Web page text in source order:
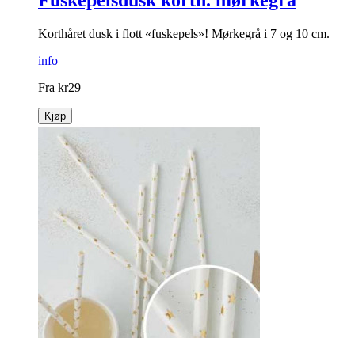
Fuskepelsdusk korth. mørkegrå
Korthåret dusk i flott «fuskepels»! Mørkegrå i 7 og 10 cm.
Fra
29
Kjøp